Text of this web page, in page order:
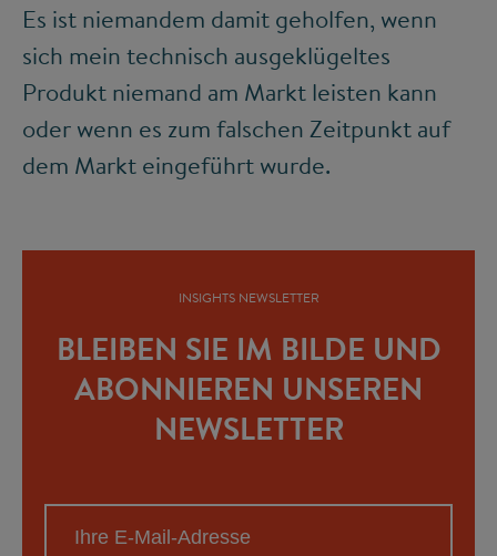
Es ist niemandem damit geholfen, wenn
sich mein technisch ausgeklügeltes
Produkt niemand am Markt leisten kann
oder wenn es zum falschen Zeitpunkt auf
dem Markt eingeführt wurde.
INSIGHTS NEWSLETTER
BLEIBEN SIE IM BILDE UND
ABONNIEREN UNSEREN
NEWSLETTER